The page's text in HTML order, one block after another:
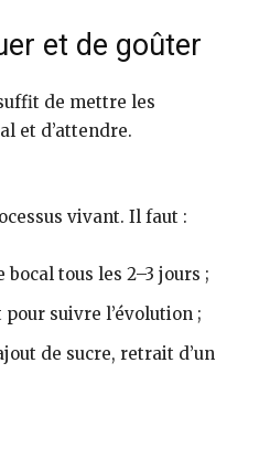
et de goûter
de mettre les
et d’attendre.
vivant. Il faut :
tous les 2–3 jours ;
suivre l’évolution ;
de sucre, retrait d’un